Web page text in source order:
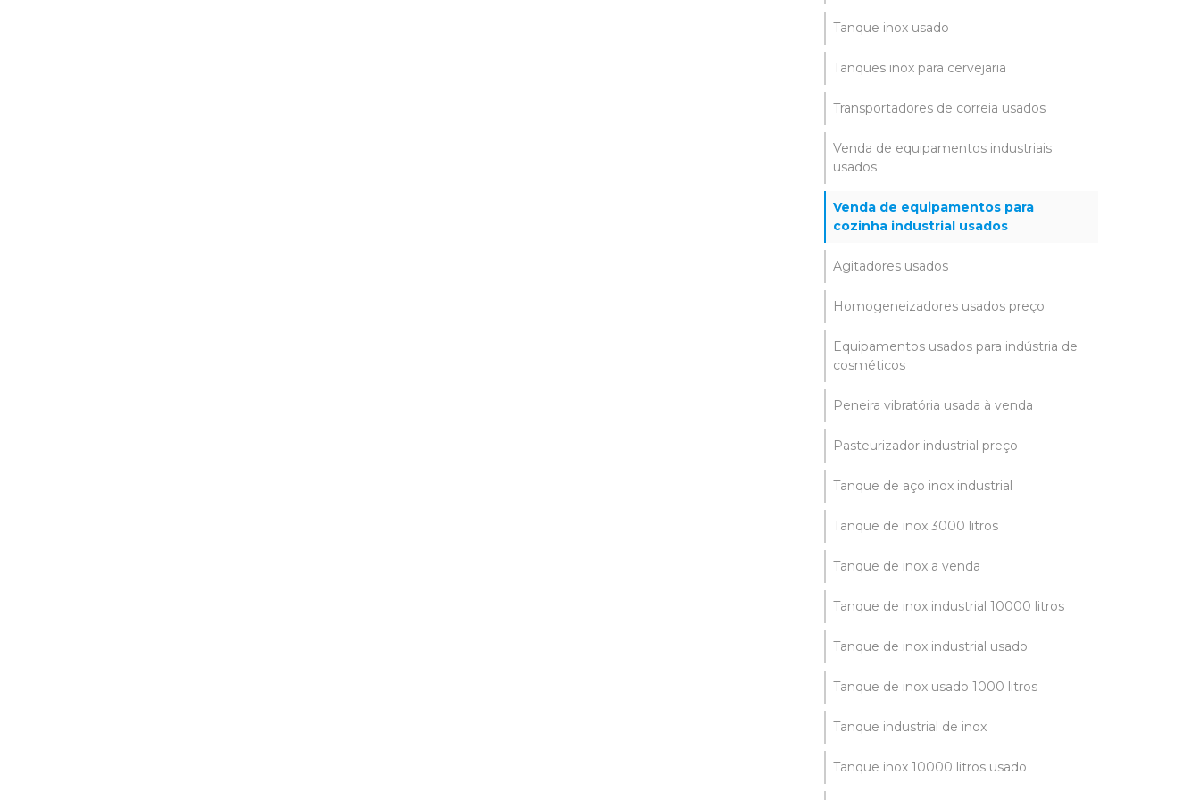
Tanque inox usado
Tanques inox para cervejaria
Transportadores de correia usados
Venda de equipamentos industriais
usados
Venda de equipamentos para
cozinha industrial usados
Agitadores usados
Homogeneizadores usados preço
Equipamentos usados para indústria de
cosméticos
Peneira vibratória usada à venda
Pasteurizador industrial preço
Tanque de aço inox industrial
Tanque de inox 3000 litros
Tanque de inox a venda
Tanque de inox industrial 10000 litros
Tanque de inox industrial usado
Tanque de inox usado 1000 litros
Tanque industrial de inox
Tanque inox 10000 litros usado